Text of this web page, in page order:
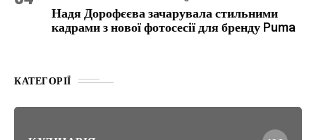
Надя Дорофєєва зачарувала стильними
кадрами з нової фотосесії для бренду Puma
КАТЕГОРІЇ